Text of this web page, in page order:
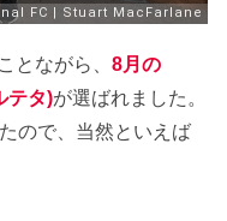
とながら、 8月の
テタ)が選ばれました。
ので、当然といえば